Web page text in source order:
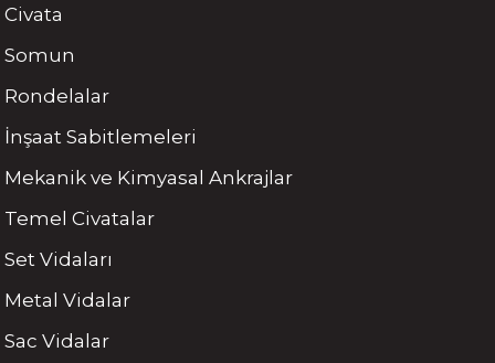
Civata
Somun
Rondelalar
İnşaat Sabitlemeleri
Mekanik ve Kimyasal Ankrajlar
Temel Civatalar
Set Vidaları
Metal Vidalar
Sac Vidalar